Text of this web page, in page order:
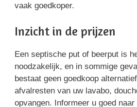
vaak goedkoper.
Inzicht in de prijzen
Een septische put of beerput is
noodzakelijk, en in sommige
bestaat geen goedkoop
afvalresten van uw lavabo,
opvangen. Informeer u goed